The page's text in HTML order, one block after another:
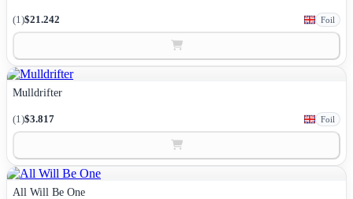
(1)$21.242 Foil
Mulldrifter
(1)$3.817 Foil
All Will Be One